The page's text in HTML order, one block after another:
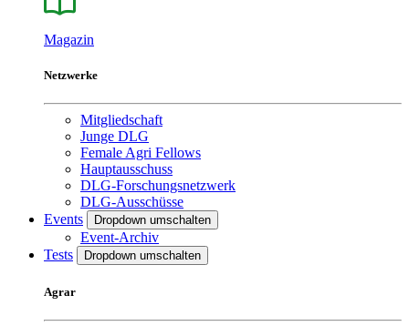
Magazin
Netzwerke
Mitgliedschaft
Junge DLG
Female Agri Fellows
Hauptausschuss
DLG-Forschungsnetzwerk
DLG-Ausschüsse
Events
Dropdown umschalten
Event-Archiv
Tests
Dropdown umschalten
Agrar